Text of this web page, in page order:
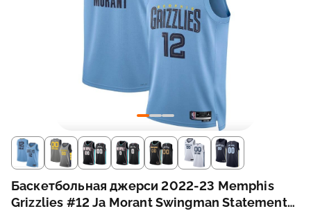
Баскетбольная джерси 2022-23 Memphis
Grizzlies #12 Ja Morant Swingman Statement